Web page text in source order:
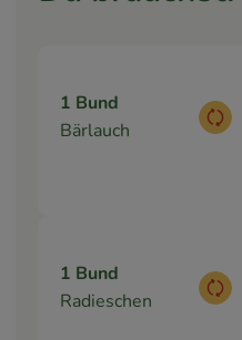
1 Bund
Bärlauch
1 Bund
Radieschen